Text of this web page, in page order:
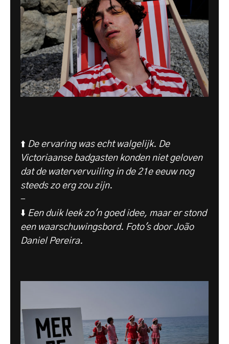
⬆️ De ervaring was echt walgelijk. De
Victoriaanse badgasten konden niet geloven
dat de watervervuiling in de 21e eeuw nog
steeds zo erg zou zijn.
-
⬇️ Een duik leek zo'n goed idee, maar er stond
een waarschuwingsbord. Foto's door João
Daniel Pereira.